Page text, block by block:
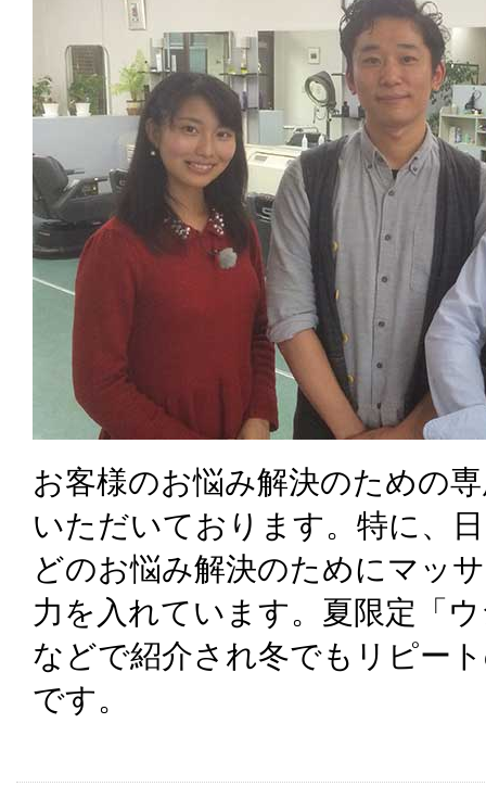
お客様のお悩み解決のための
いただいております。特に、
どのお悩み解決のためにマッ
力を入れています。夏限定「
などで紹介され冬でもリピー
です。